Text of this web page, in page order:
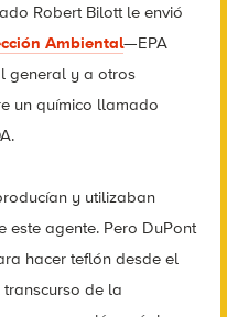
Robert Bilott le envió
Ambiental—EPA
general y a otros
un químico llamado
y utilizaban
este agente. Pero DuPont
hacer teflón desde el
de la